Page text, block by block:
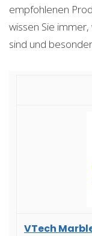
empfohlenen
wissen Sie
sind und
VTech